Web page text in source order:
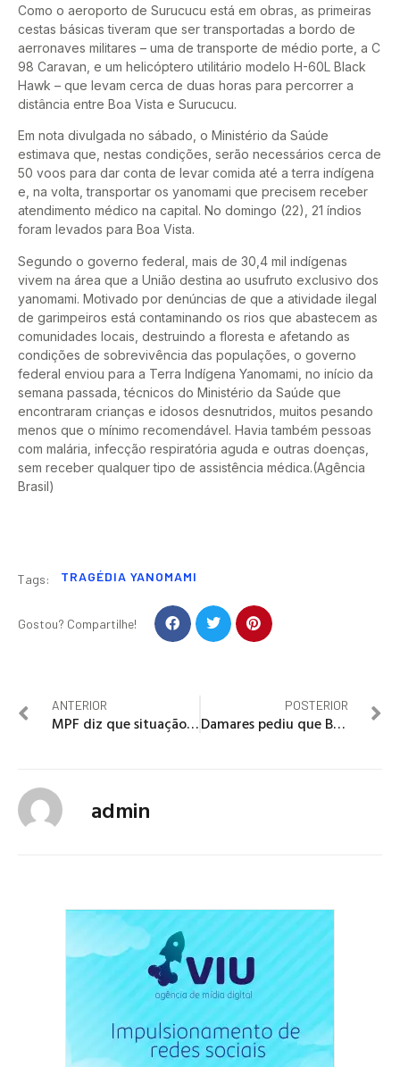
Como o aeroporto de Surucucu está em obras, as primeiras
cestas básicas tiveram que ser transportadas a bordo de
aerronaves militares – uma de transporte de médio porte, a C
98 Caravan, e um helicóptero utilitário modelo H-60L Black
Hawk – que levam cerca de duas horas para percorrer a
distância entre Boa Vista e Surucucu.
Em nota divulgada no sábado, o Ministério da Saúde
estimava que, nestas condições, serão necessários cerca de
50 voos para dar conta de levar comida até a terra indígena
e, na volta, transportar os yanomami que precisem receber
atendimento médico na capital. No domingo (22), 21 índios
foram levados para Boa Vista.
Segundo o governo federal, mais de 30,4 mil indígenas
vivem na área que a União destina ao usufruto exclusivo dos
yanomami. Motivado por denúncias de que a atividade ilegal
de garimpeiros está contaminando os rios que abastecem as
comunidades locais, destruindo a floresta e afetando as
condições de sobrevivência das populações, o governo
federal enviou para a Terra Indígena Yanomami, no início da
semana passada, técnicos do Ministério da Saúde que
encontraram crianças e idosos desnutridos, muitos pesando
menos que o mínimo recomendável. Havia também pessoas
com malária, infecção respiratória aguda e outras doenças,
sem receber qualquer tipo de assistência médica.(Agência
Brasil)
Tags: TRAGÉDIA YANOMAMI
Gostou? Compartilhe!
ANTERIOR
MPF diz que situação dos yanomami foi causada por omissão do Estado
POSTERIOR
Damares pediu que Bolsonaro vetasse leitos de UTI e água potável para indígenas na pandemia
admin